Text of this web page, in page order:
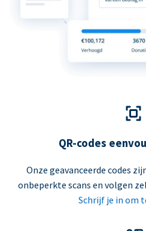
QR-codes
Onze geavanceerde codes
onbeperkte scans en volgen
Schrijf je in om